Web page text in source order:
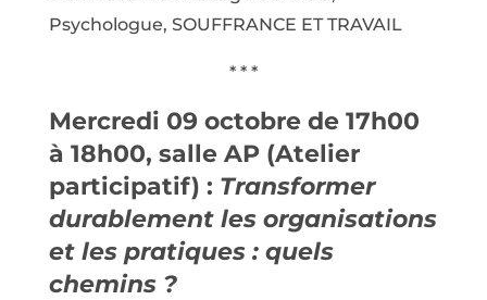
Psychologue, SOUFFRANCE ET TRAVAIL
* * *
Mercredi 09 octobre de 17h00
à 18h00, salle AP (Atelier
participatif) : Transformer
durablement les organisations
et les pratiques : quels
chemins ?